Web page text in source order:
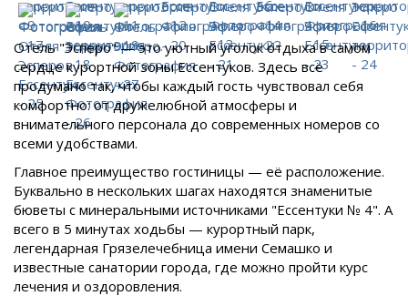
Отель "Эсперо" — это уютный уголок отдыха в самом
сердце курортной зоны Ессентуков. Здесь всё
продумано так, чтобы каждый гость чувствовал себя
комфортно: от дружелюбной атмосферы и
внимательного персонала до современных номеров со
всеми удобствами.
Главное преимущество гостиницы — её расположение.
Буквально в нескольких шагах находятся знаменитые
бюветы с минеральными источниками "Ессентуки № 4". А
всего в 5 минутах ходьбы — курортный парк,
легендарная Грязелечебница имени Семашко и
известные санатории города, где можно пройти курс
лечения и оздоровления.